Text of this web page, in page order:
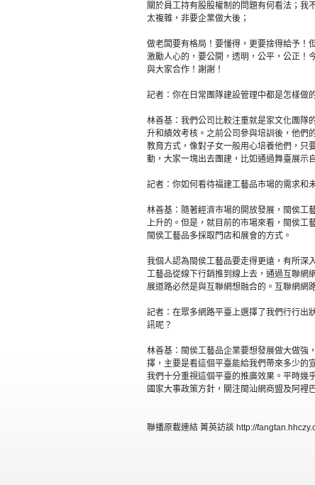
關於員工持有股股權制的問題有何看法；我
太複雜，非要企業做大後；
做老闆要有格局！要懂得，更要捨得給予！
激勵人心的，要公開，透明，公平，公正！
與大家合作！謝謝！
記者：你在日常團隊建設管理中都是怎樣做
林善基：我們公司比較注重就是家文化團隊
升和績效考核。之前公司參與培訓後，他們
教育方式，像對子女一般用心培養他們，只
動，大家一塊出去團建，比如通過舞臺展示
記者：你如何看待福建工藝品市場的需求和
林善基：隨著經濟市場的開放發展，閩侯工
上升的。但是，就目前的市場來看，閩侯工
閩侯工藝品多採取門店和展會的方式。
我個人認為閩侯工藝品要走得更遠，有所深
工藝品從線下行銷推到線上去，通過互聯網
展道路必然是與互聯網想融合的。互聯網網
記者：在眾多網路平臺上選擇了我們行行出
訊呢？
林善基：閩侯工藝品企業要想發展做大做強
擇，主要是看這個平臺能給我們帶來多少的
我們十分重視這個平臺的推廣效果。平時幾
國家大事政策方針，關注閩汕網商盟及阿裡
聯播原載連結 菁英訪談 http://